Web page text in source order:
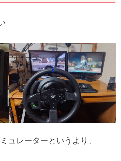
ュレーターというより、